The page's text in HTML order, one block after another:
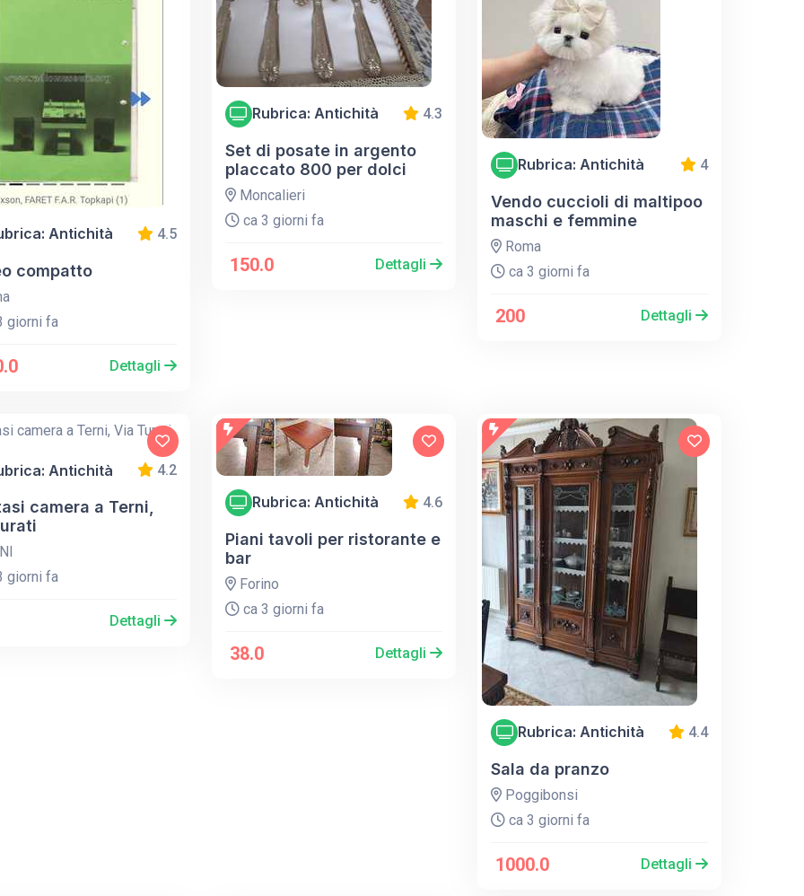
Antichità 4.5
compatto
giorni fa
Dettagli
Rubrica: Antichità 4.3
Set di posate in argento
placcato 800 per dolci
Moncalieri
ca 3 giorni fa
150.0 Dettagli
Rubrica: Antichità 4
Vendo cuccioli di maltipoo
maschi e femmine
Roma
ca 3 giorni fa
200 Dettagli
Antichità 4.2
camera a Terni,
giorni fa
Dettagli
Rubrica: Antichità 4.6
Piani tavoli per ristorante e
bar
Forino
ca 3 giorni fa
38.0 Dettagli
Rubrica: Antichità 4.4
Sala da pranzo
Poggibonsi
ca 3 giorni fa
1000.0 Dettagli